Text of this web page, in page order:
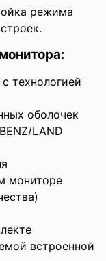
режима
технологией
оболочек
LAND
мониторе
встроенной